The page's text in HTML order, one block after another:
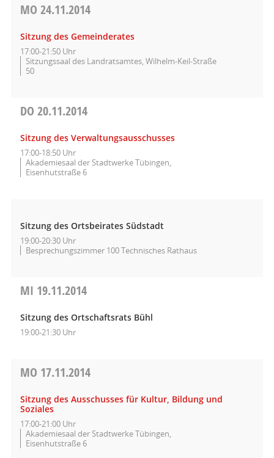
MO 24.11.2014
Sitzung des Gemeinderates
17:00-21:50 Uhr
Sitzungssaal des Landratsamtes, Wilhelm-Keil-Straße
50
DO 20.11.2014
Sitzung des Verwaltungsausschusses
17:00-18:50 Uhr
Akademiesaal der Stadtwerke Tübingen,
Eisenhutstraße 6
Sitzung des Ortsbeirates Südstadt
19:00-20:30 Uhr
Besprechungszimmer 100 Technisches Rathaus
MI 19.11.2014
Sitzung des Ortschaftsrats Bühl
19:00-21:30 Uhr
MO 17.11.2014
Sitzung des Ausschusses für Kultur, Bildung und
Soziales
17:00-21:00 Uhr
Akademiesaal der Stadtwerke Tübingen,
Eisenhutstraße 6